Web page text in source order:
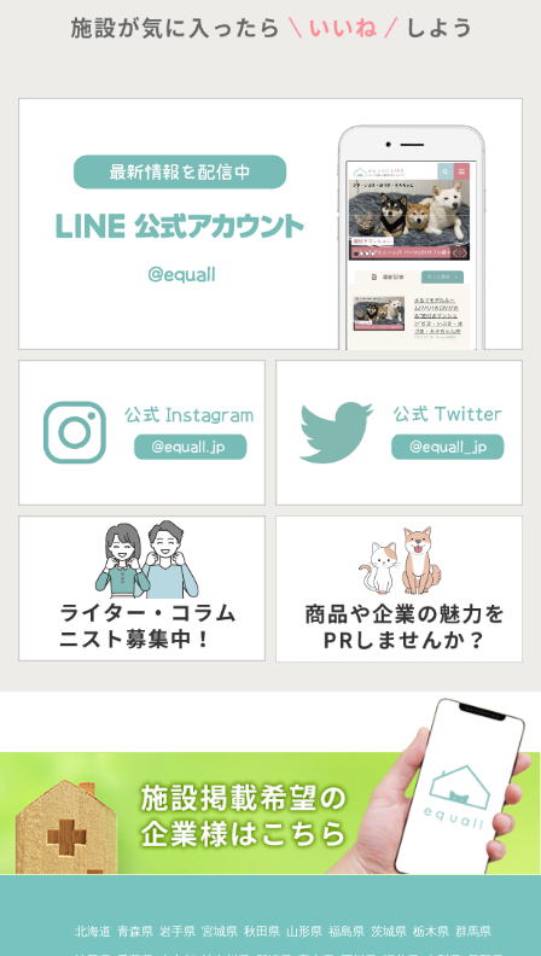
北海道 青森県 岩手県 宮城県 秋田県 山形県 福島県 茨城県 栃木県 群馬県